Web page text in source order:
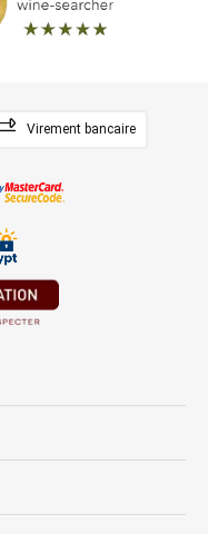
Virement bancaire